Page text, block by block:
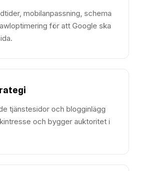
mobilanpassning, schema
för att Google ska
tjänstesidor och blogginlägg
och bygger auktoritet i